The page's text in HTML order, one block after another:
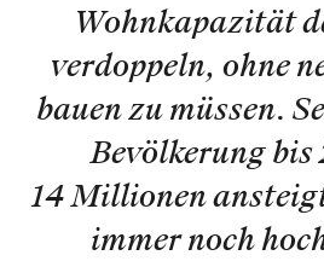
Wohnkapazität
verdoppeln, ohne
bauen zu müssen.
Bevölkerung
14 Millionen
immer noch